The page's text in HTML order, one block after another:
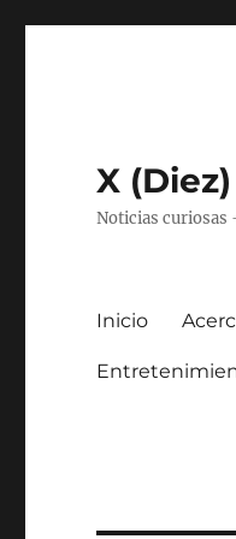
X
Noticias curiosas
Inicio